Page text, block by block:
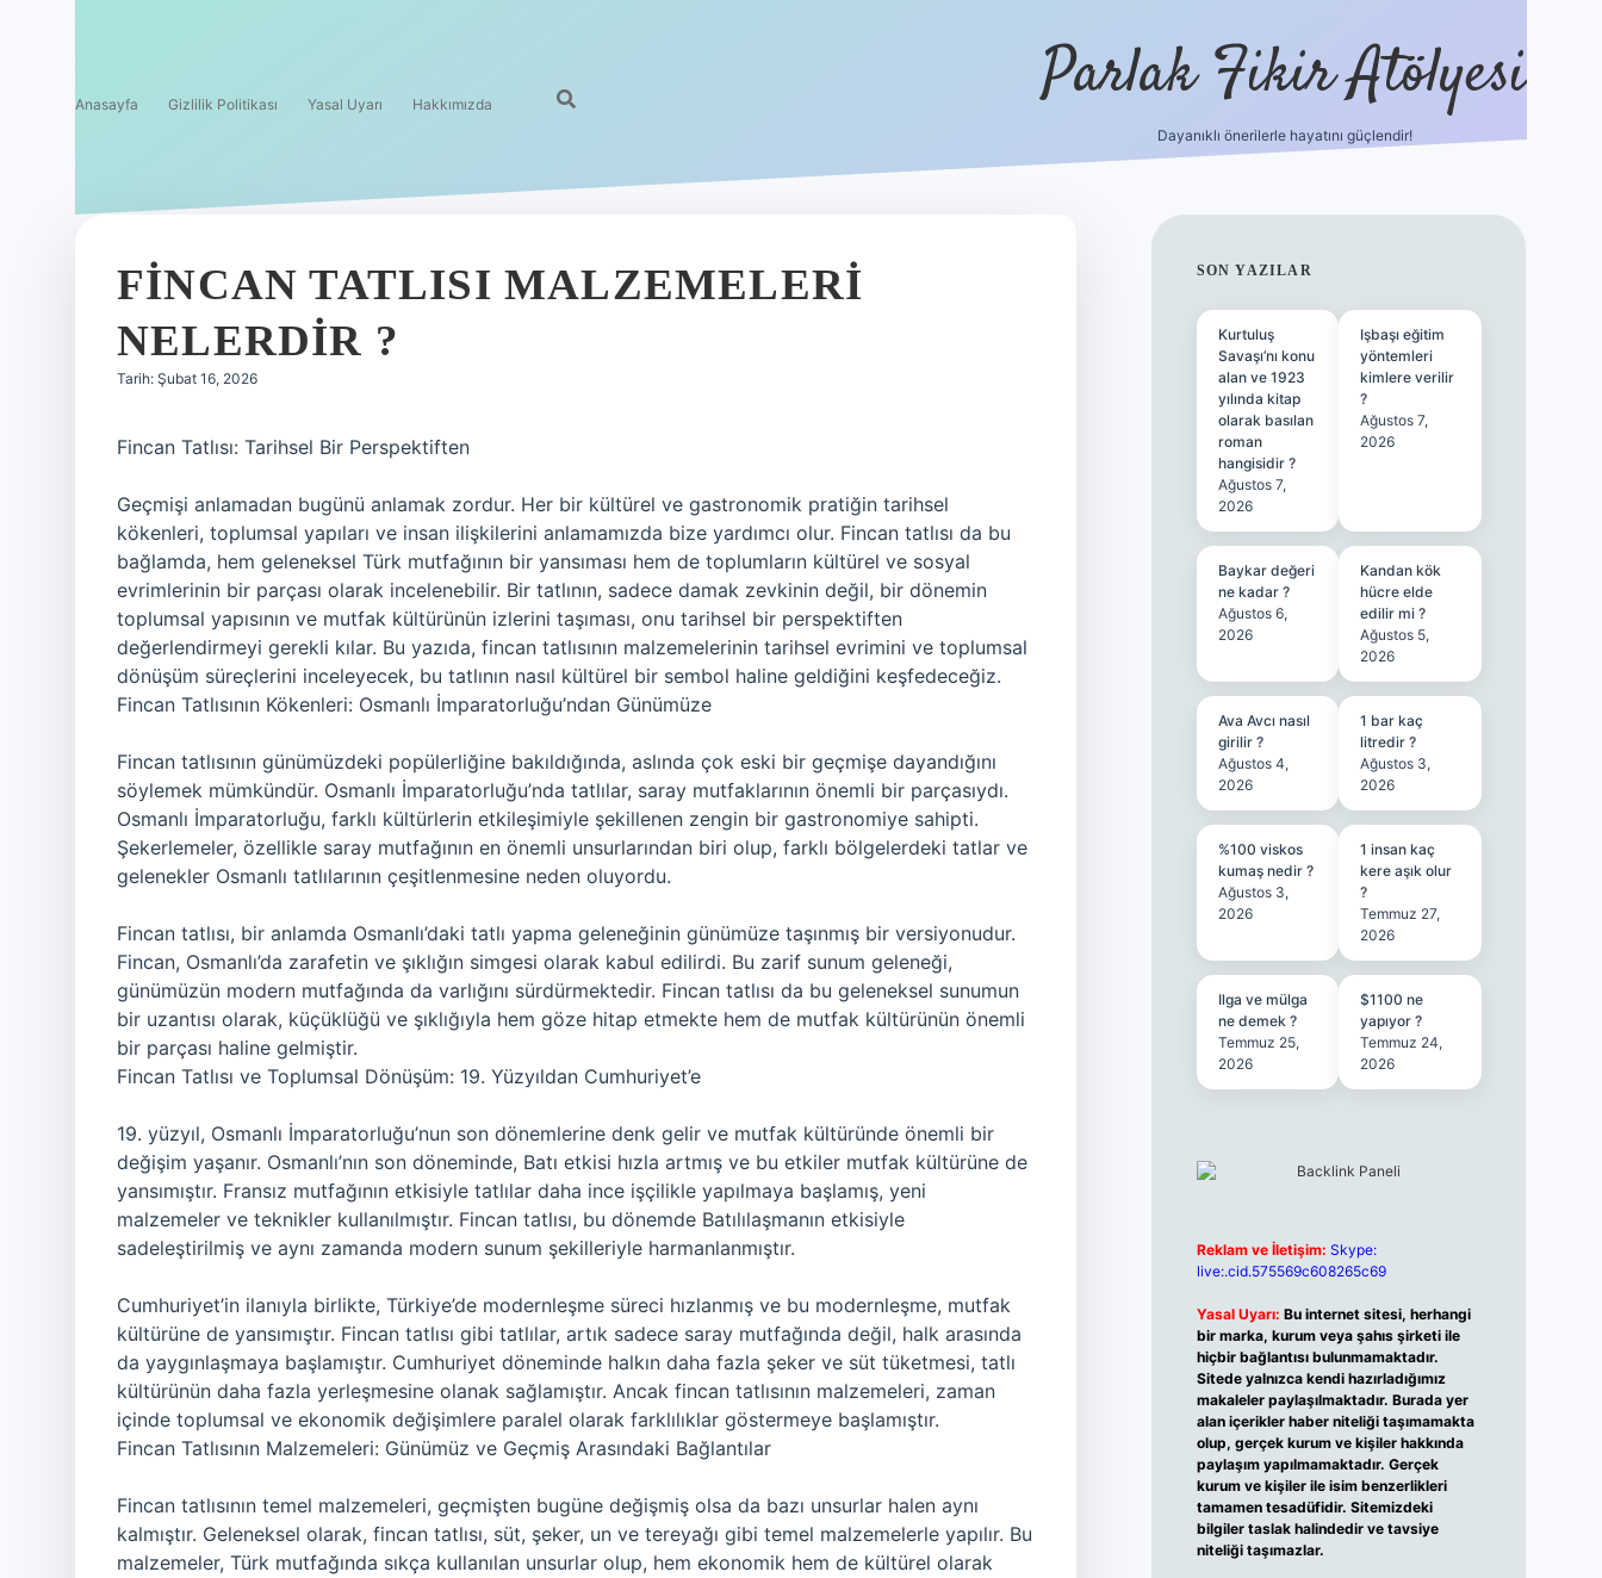
Anasayfa Gizlilik Politikası Yasal Uyarı Hakkımızda Parlak Fikir Atölyesi
Dayanıklı önerilerle hayatını güçlendir!
FINCAN TATLISI MALZEMELERI
NELERDIR ?
Tarih: Şubat 16, 2026
Fincan Tatlısı: Tarihsel Bir Perspektiften
Geçmişi anlamadan bugünü anlamak zordur. Her bir kültürel ve gastronomik pratiğin tarihsel
kökenleri, toplumsal yapıları ve insan ilişkilerini anlamamızda bize yardımcı olur. Fincan tatlısı da bu
bağlamda, hem geleneksel Türk mutfağının bir yansıması hem de toplumların kültürel ve sosyal
evrimlerinin bir parçası olarak incelenebilir. Bir tatlının, sadece damak zevkinin değil, bir dönemin
toplumsal yapısının ve mutfak kültürünün izlerini taşıması, onu tarihsel bir perspektiften
değerlendirmeyi gerekli kılar. Bu yazıda, fincan tatlısının malzemelerinin tarihsel evrimini ve toplumsal
dönüşüm süreçlerini inceleyecek, bu tatlının nasıl kültürel bir sembol haline geldiğini keşfedeceğiz.
Fincan Tatlısının Kökenleri: Osmanlı İmparatorluğu’ndan Günümüze
Fincan tatlısının günümüzdeki popülerliğine bakıldığında, aslında çok eski bir geçmişe dayandığını
söylemek mümkündür. Osmanlı İmparatorluğu’nda tatlılar, saray mutfaklarının önemli bir parçasıydı.
Osmanlı İmparatorluğu, farklı kültürlerin etkileşimiyle şekillenen zengin bir gastronomiye sahipti.
Şekerlemeler, özellikle saray mutfağının en önemli unsurlarından biri olup, farklı bölgelerdeki tatlar ve
gelenekler Osmanlı tatlılarının çeşitlenmesine neden oluyordu.
Fincan tatlısı, bir anlamda Osmanlı’daki tatlı yapma geleneğinin günümüze taşınmış bir versiyonudur.
Fincan, Osmanlı’da zarafetin ve şıklığın simgesi olarak kabul edilirdi. Bu zarif sunum geleneği,
günümüzün modern mutfağında da varlığını sürdürmektedir. Fincan tatlısı da bu geleneksel sunumun
bir uzantısı olarak, küçüklüğü ve şıklığıyla hem göze hitap etmekte hem de mutfak kültürünün önemli
bir parçası haline gelmiştir.
Fincan Tatlısı ve Toplumsal Dönüşüm: 19. Yüzyıldan Cumhuriyet’e
19. yüzyıl, Osmanlı İmparatorluğu’nun son dönemlerine denk gelir ve mutfak kültüründe önemli bir
değişim yaşanır. Osmanlı’nın son döneminde, Batı etkisi hızla artmış ve bu etkiler mutfak kültürüne de
yansımıştır. Fransız mutfağının etkisiyle tatlılar daha ince işçilikle yapılmaya başlamış, yeni
malzemeler ve teknikler kullanılmıştır. Fincan tatlısı, bu dönemde Batılılaşmanın etkisiyle
sadeleştirilmiş ve aynı zamanda modern sunum şekilleriyle harmanlanmıştır.
Cumhuriyet’in ilanıyla birlikte, Türkiye’de modernleşme süreci hızlanmış ve bu modernleşme, mutfak
kültürüne de yansımıştır. Fincan tatlısı gibi tatlılar, artık sadece saray mutfağında değil, halk arasında
da yaygınlaşmaya başlamıştır. Cumhuriyet döneminde halkın daha fazla şeker ve süt tüketmesi, tatlı
kültürünün daha fazla yerleşmesine olanak sağlamıştır. Ancak fincan tatlısının malzemeleri, zaman
içinde toplumsal ve ekonomik değişimlere paralel olarak farklılıklar göstermeye başlamıştır.
Fincan Tatlısının Malzemeleri: Günümüz ve Geçmiş Arasındaki Bağlantılar
Fincan tatlısının temel malzemeleri, geçmişten bugüne değişmiş olsa da bazı unsurlar halen aynı
kalmıştır. Geleneksel olarak, fincan tatlısı, süt, şeker, un ve tereyağı gibi temel malzemelerle yapılır. Bu
malzemeler, Türk mutfağında sıkça kullanılan unsurlar olup, hem ekonomik hem de kültürel olarak
SIDEBAR
SON YAZILAR
Kurtuluş
Savaşı’nı konu
alan ve 1923
yılında kitap
olarak basılan
roman
hangisidir ?
Ağustos 7,
2026
Işbaşı eğitim
yöntemleri
kimlere verilir
?
Ağustos 7,
2026
Baykar değeri
ne kadar ?
Ağustos 6,
2026
Kandan kök
hücre elde
edilir mi ?
Ağustos 5,
2026
Ava Avcı nasıl
girilir ?
Ağustos 4,
2026
1 bar kaç
litredir ?
Ağustos 3,
2026
%100 viskos
kumaş nedir ?
Ağustos 3,
2026
1 insan kaç
kere aşık olur
?
Temmuz 27,
2026
Ilga ve mülga
ne demek ?
Temmuz 25,
2026
$1100 ne
yapıyor ?
Temmuz 24,
2026
Reklam ve İletişim: Skype:
live:.cid.575569c608265c69
Yasal Uyarı: Bu internet sitesi, herhangi
bir marka, kurum veya şahıs şirketi ile
hiçbir bağlantısı bulunmamaktadır.
Sitede yalnızca kendi hazırladığımız
makaleler paylaşılmaktadır. Burada yer
alan içerikler haber niteliği taşımamakta
olup, gerçek kurum ve kişiler hakkında
paylaşım yapılmamaktadır. Gerçek
kurum ve kişiler ile isim benzerlikleri
tamamen tesadüfidir. Sitemizdeki
bilgiler taslak halindedir ve tavsiye
niteliği taşımazlar.
ilbet casino